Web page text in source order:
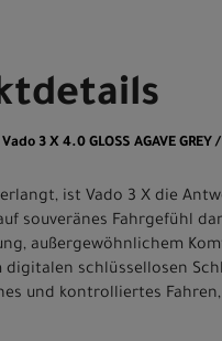
3 X 4.0 GLOSS AGAVE GREY /
ist Vado 3 X die
souveränes Fahrgefühl
außergewöhnlichem
schlüssellosen
und kontrolliertes